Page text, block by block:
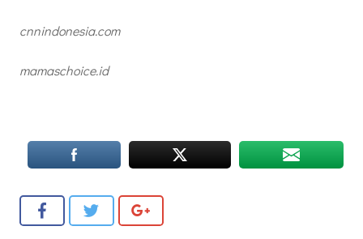
cnnindonesia.com
mamaschoice.id